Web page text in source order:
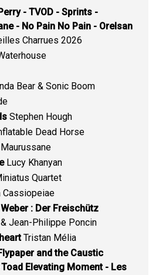
- TVOD - Sprints -
- No Pain No Pain - Orelsan
Charrues 2026
Bear & Sonic Boom
Stephen Hough
Dead Horse
Lucy Khanyan
Quartet
Cassiopeiae
: Der Freischütz
Jean-Philippe Poncin
Tristan Mélia
and the Caustic
Elevating Moment - Les